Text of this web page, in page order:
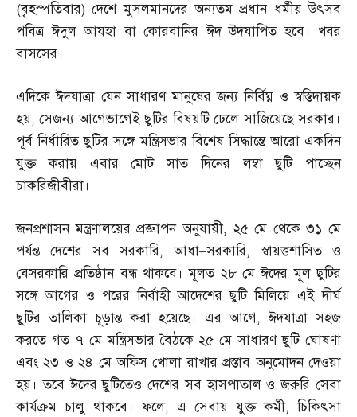
(বৃহস্পতিবার)দেশে মুসলমানদের অন্যতম প্রধান ধর্মীয় উৎসব
পবিত্র ঈদুল আযহা বা কোরবানির ঈদ উদযাপিত হবে। খবর
বাসসের।
এদিকে ঈদযাত্রা যেন সাধারণ মানুষের জন্য নির্বিঘ্ন ও স্বস্তিদায়ক
হয়,সেজন্য আগেভাগেই ছুটির বিষয়টি ঢেলে সাজিয়েছে সরকার।
পূর্ব নির্ধারিত ছুটির সঙ্গে মন্ত্রিসভার বিশেষ সিদ্ধান্তে আরো একদিন
যুক্ত করায় এবার মোট সাত দিনের লম্বা ছুটি পাচ্ছেন
চাকরিজীবীরা।
জনপ্রশাসন মন্ত্রণালয়ের প্রজ্ঞাপন অনুযায়ী, ২৫ মে থেকে ৩১ মে
পর্যন্ত দেশের সব সরকারি,আধা–সরকারি,স্বায়ত্তশাসিত ও
বেসরকারি প্রতিষ্ঠান বন্ধ থাকবে। মূলত ২৮ মে ঈদের মূল ছুটির
সঙ্গে আগের ও পরের নির্বাহী আদেশের ছুটি মিলিয়ে এই দীর্ঘ
ছুটির তালিকা চূড়ান্ত করা হয়েছে। এর আগে,ঈদযাত্রা সহজ
করতে গত ৭ মে মন্ত্রিসভার বৈঠকে ২৫ মে সাধারণ ছুটি ঘোষণা
এবং ২৩ ও ২৪ মে অফিস খোলা রাখার প্রস্তাব অনুমোদন দেওয়া
হয়। তবে ঈদের ছুটিতেও দেশের সব হাসপাতাল ও জরুরি সেবা
কার্যক্রম চালু থাকবে। ফলে, এ সেবায় যুক্ত কর্মী,চিকিৎসা